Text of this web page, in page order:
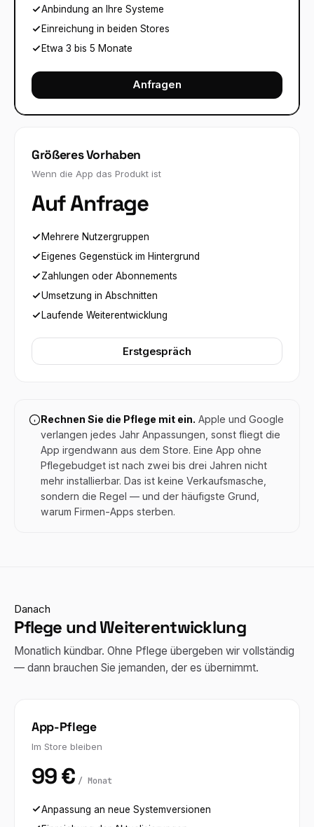
Anbindung an Ihre Systeme
Einreichung in beiden Stores
Etwa 3 bis 5 Monate
Anfragen
Größeres Vorhaben
Wenn die App das Produkt ist
Auf Anfrage
Mehrere Nutzergruppen
Eigenes Gegenstück im Hintergrund
Zahlungen oder Abonnements
Umsetzung in Abschnitten
Laufende Weiterentwicklung
Erstgespräch
Rechnen Sie die Pflege mit ein. Apple und Google
verlangen jedes Jahr Anpassungen, sonst fliegt die
App irgendwann aus dem Store. Eine App ohne
Pflegebudget ist nach zwei bis drei Jahren nicht
mehr installierbar. Das ist keine Verkaufsmasche,
sondern die Regel — und der häufigste Grund,
warum Firmen-Apps sterben.
Danach
Pflege und Weiterentwicklung
Monatlich kündbar. Ohne Pflege übergeben wir vollständig
— dann brauchen Sie jemanden, der es übernimmt.
App-Pflege
Im Store bleiben
99 € / Monat
Anpassung an neue Systemversionen